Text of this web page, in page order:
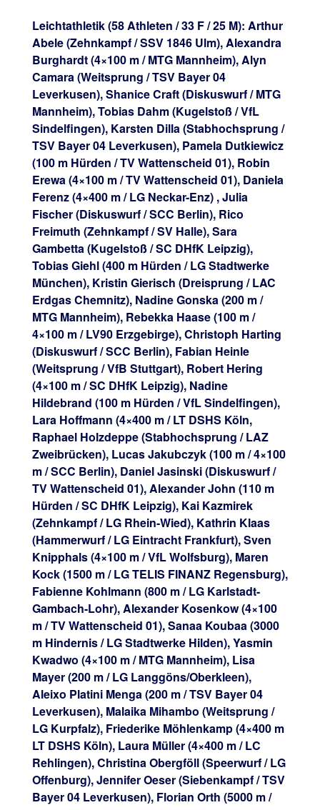
Leichtathletik (58 Athleten / 33 F / 25 M): Arthur
Abele (Zehnkampf / SSV 1846 Ulm), Alexandra
Burghardt (4×100 m / MTG Mannheim), Alyn
Camara (Weitsprung / TSV Bayer 04
Leverkusen), Shanice Craft (Diskuswurf / MTG
Mannheim), Tobias Dahm (Kugelstoß / VfL
Sindelfingen), Karsten Dilla (Stabhochsprung /
TSV Bayer 04 Leverkusen), Pamela Dutkiewicz
(100 m Hürden / TV Wattenscheid 01), Robin
Erewa (4×100 m / TV Wattenscheid 01), Daniela
Ferenz (4×400 m / LG Neckar-Enz) , Julia
Fischer (Diskuswurf / SCC Berlin), Rico
Freimuth (Zehnkampf / SV Halle), Sara
Gambetta (Kugelstoß / SC DHfK Leipzig),
Tobias Giehl (400 m Hürden / LG Stadtwerke
München), Kristin Gierisch (Dreisprung / LAC
Erdgas Chemnitz), Nadine Gonska (200 m /
MTG Mannheim), Rebekka Haase (100 m /
4×100 m / LV90 Erzgebirge), Christoph Harting
(Diskuswurf / SCC Berlin), Fabian Heinle
(Weitsprung / VfB Stuttgart), Robert Hering
(4×100 m / SC DHfK Leipzig), Nadine
Hildebrand (100 m Hürden / VfL Sindelfingen),
Lara Hoffmann (4×400 m / LT DSHS Köln,
Raphael Holzdeppe (Stabhochsprung / LAZ
Zweibrücken), Lucas Jakubczyk (100 m / 4×100
m / SCC Berlin), Daniel Jasinski (Diskuswurf /
TV Wattenscheid 01), Alexander John (110 m
Hürden / SC DHfK Leipzig), Kai Kazmirek
(Zehnkampf / LG Rhein-Wied), Kathrin Klaas
(Hammerwurf / LG Eintracht Frankfurt), Sven
Knipphals (4×100 m / VfL Wolfsburg), Maren
Kock (1500 m / LG TELIS FINANZ Regensburg),
Fabienne Kohlmann (800 m / LG Karlstadt-
Gambach-Lohr), Alexander Kosenkow (4×100
m / TV Wattenscheid 01), Sanaa Koubaa (3000
m Hindernis / LG Stadtwerke Hilden), Yasmin
Kwadwo (4×100 m / MTG Mannheim), Lisa
Mayer (200 m / LG Langgöns/Oberkleen),
Aleixo Platini Menga (200 m / TSV Bayer 04
Leverkusen), Malaika Mihambo (Weitsprung /
LG Kurpfalz), Friederike Möhlenkamp (4×400 m
LT DSHS Köln), Laura Müller (4×400 m / LC
Rehlingen), Christina Obergföll (Speerwurf / LG
Offenburg), Jennifer Oeser (Siebenkampf / TSV
Bayer 04 Leverkusen), Florian Orth (5000 m /